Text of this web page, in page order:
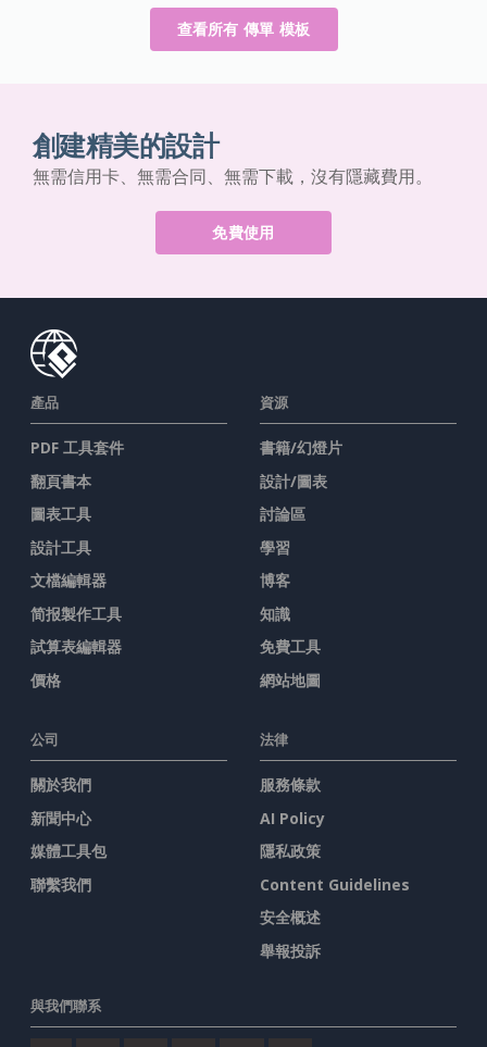
查看所有 傳單 模板
創建精美的設計
無需信用卡、無需合同、無需下載，沒有隱藏費用。
免費使用
產品
PDF 工具套件
翻頁書本
圖表工具
設計工具
文檔編輯器
简报製作工具
試算表編輯器
價格
資源
書籍/幻燈片
設計/圖表
討論區
學習
博客
知識
免費工具
網站地圖
公司
關於我們
新聞中心
媒體工具包
聯繫我們
法律
服務條款
AI Policy
隱私政策
Content Guidelines
安全概述
舉報投訴
與我們聯系